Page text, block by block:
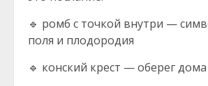
🔹 ромб с точкой внутри —
поля и плодородия
🔹 конский крест — оберег